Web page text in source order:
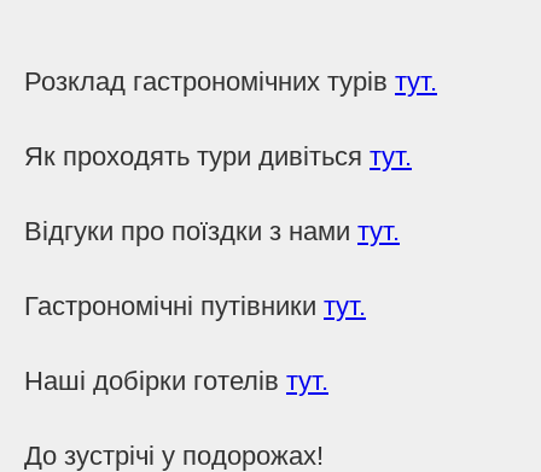
Розклад гастрономічних турів тут.
Як проходять тури дивіться тут.
Відгуки про поїздки з нами тут.
Гастрономічні путівники тут.
Наші добірки готелів тут.
До зустрічі у подорожах!